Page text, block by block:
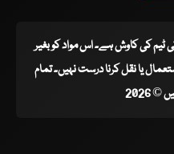
ٹیم کی کاوش ہے۔ اس مواد کو بغیر
یا نقل کرنا درست نہیں۔ تمام
2026